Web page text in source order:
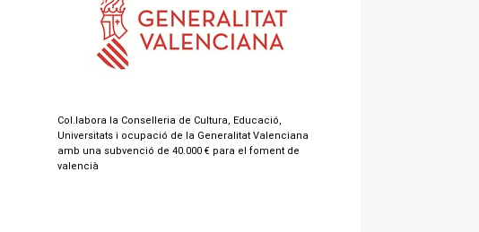
Col.labora la Conselleria de Cultura, Educació,
Universitats i ocupació de la Generalitat Valenciana
amb una subvenció de 40.000 € para el foment de
valencià